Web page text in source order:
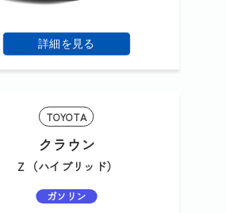
詳細を見る
TOYOTA
クラウン
Ｚ（ハイブリッド）
ガソリン